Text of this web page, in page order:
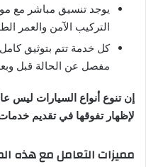
يوجد تنسيق مباشر مع
التركيب الآمن والعمر
كل خدمة تتم بتوثيق
مفصل عن الحالة قبل
إن تنوع أنواع السيارات ليس
لإظهار تفوقها في تقديم
مميزات التعامل مع هذه